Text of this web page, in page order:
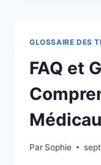
GLOSSAIRE DES
FAQ et
Par Sophie